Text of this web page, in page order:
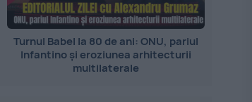
Turnul Babel la 80 de ani: ONU, pariul
Infantino și eroziunea arhitecturii
multilaterale